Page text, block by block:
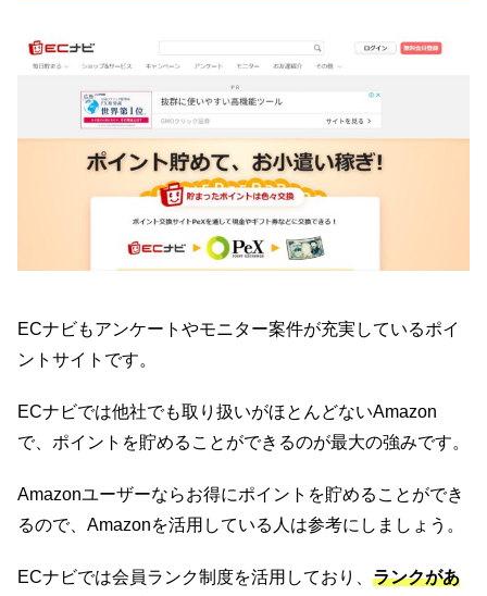
ECナビもアンケートやモニター案件が充実しているポイ
ントサイトです。
ECナビでは他社でも取り扱いがほとんどないAmazon
で、ポイントを貯めることができるのが最大の強みです。
Amazonユーザーならお得にポイントを貯めることができ
るので、Amazonを活用している人は参考にしましょう。
ECナビでは会員ランク制度を活用しており、 ランクがあ